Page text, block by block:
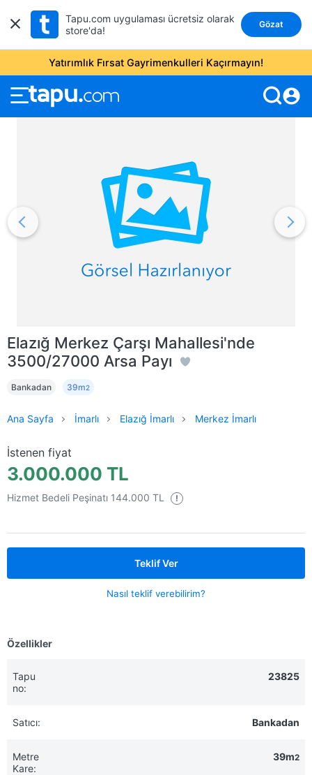
Tapu.com uygulaması ücretsiz olarak
store'da!
Gözat
Yatırımlık Fırsat Gayrimenkulleri Kaçırmayın!
account_circle
Özellikler
Tapu
no:
23825
Satıcı: Bankadan
Metre
Kare:
39m2
Elazığ Merkez Çarşı Mahallesi'nde
3500/27000 Arsa Payı
Bankadan 39m2
Ana Sayfa İmarlı Elazığ İmarlı Merkez İmarlı
İstenen fiyat
3.000.000 TL
Hizmet Bedeli Peşinatı 144.000 TL !
Teklif Ver
Nasıl teklif verebilirim?